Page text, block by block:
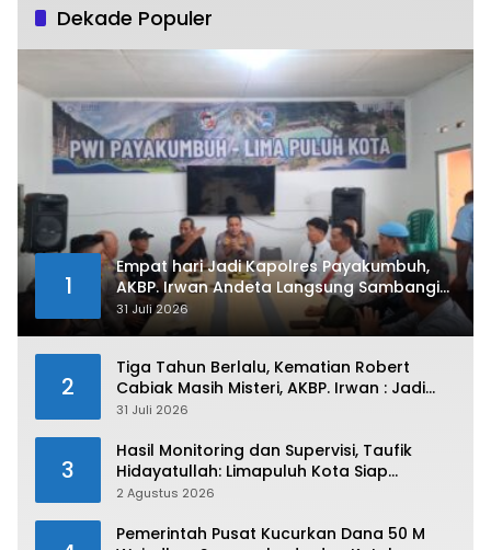
Dekade Populer
1
Empat hari Jadi Kapolres Payakumbuh,
AKBP. Irwan Andeta Langsung Sambangi
PWI Kota Payakumbuh
31 Juli 2026
2
Tiga Tahun Berlalu, Kematian Robert
Cabiak Masih Misteri, AKBP. Irwan : Jadi
Atensi Kita
31 Juli 2026
3
Hasil Monitoring dan Supervisi, Taufik
Hidayatullah: Limapuluh Kota Siap
Kirimkan Atlet Terbaiknya Pada Porprov
2 Agustus 2026
Pemerintah Pusat Kucurkan Dana 50 M